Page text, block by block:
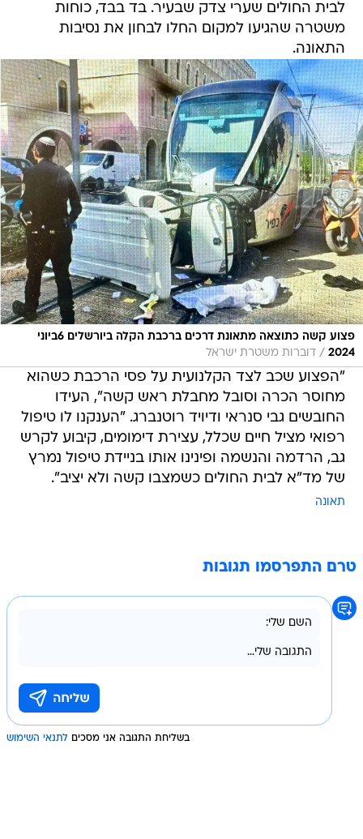
לבית החולים שערי צדק שבעיר. בד בבד, כוחות
משטרה שהגיעו למקום החלו לבחון את נסיבות
התאונה.
פצוע קשה כתוצאה מתאונת דרכים ברכבת הקלה ביורשלים 6ביוני
2024
/ דוברות משטרת ישראל
"הפצוע שכב לצד הקלנועית על פסי הרכבת כשהוא
מחוסר הכרה וסובל מחבלת ראש קשה", העידו
החובשים גבי סנראי ודיויד רוטנברג. "הענקנו לו טיפול
רפואי מציל חיים שכלל, עצירת דימומים, קיבוע לקרש
גב, הרדמה והנשמה ופינינו אותו בניידת טיפול נמרץ
של מד"א לבית החולים כשמצבו קשה ולא יציב".
תאונה
טרם התפרסמו תגובות
בשליחת התגובה אני מסכים לתנאי השימוש